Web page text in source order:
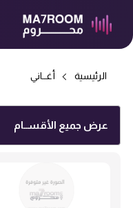
الرئيسية أغــاني
عرض جميع الأقســام